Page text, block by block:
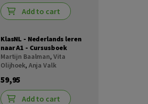
Add to cart
KlasNL - Nederlands leren
naar A1 - Cursusboek
Martijn Baalman, Vita
Olijhoek, Anja Valk
59,95
Add to cart